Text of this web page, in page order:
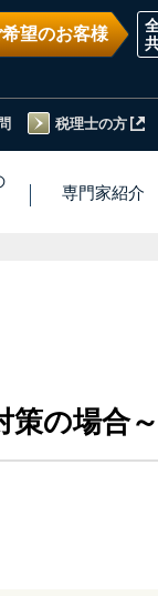
望のお客様
税理士の方
専門家紹介
の場合～